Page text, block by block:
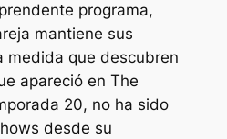
programa,
mantiene sus
medida que descubren
apareció en The
20, no ha sido
desde su